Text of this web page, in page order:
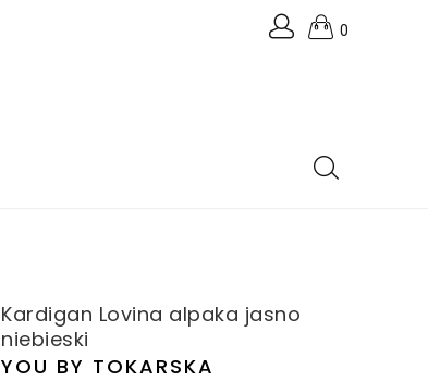
0
Kardigan Lovina alpaka jasno
niebieski
YOU BY TOKARSKA